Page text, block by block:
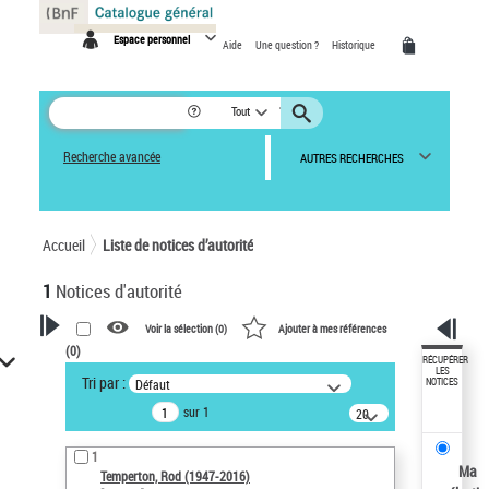
Espace personnel Aide Une question ? Historique
Tout
Recherche avancée AUTRES RECHERCHES
Accueil Liste de notices d’autorité
1 Notices d'autorité
VOTRE RECHERCHE
Recherche avancée dans les
notices d’autorité
Œuvres liées à l'auteur :
Temperton, Rod (1947-2016)
Voir la sélection (0) Ajouter à mes références
(0)
Tri par : Défaut
sur 1
20
résultats/page
1
Temperton, Rod (1947-2016)
RÉCUPÉRER
LES
NOTICES
Ma
Panneau de gestion des cookies